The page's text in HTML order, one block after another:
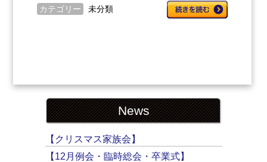
カテゴリー 未分類
News
【クリスマス家族会】
【12月例会・臨時総会・卒業式】